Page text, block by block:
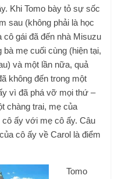
Khi Tomo bày tỏ sự sốc
sau (không phải là học
cô gái đã đến nhà Misuzu
mẹ cuối cùng (hiện tại,
và một lần nữa, quả
không đến trong một
vì đã phá vỡ mọi thứ –
chàng trai, mẹ của
cô ấy với mẹ cô ấy. Câu
cô ấy về Carol là điểm
Tomo